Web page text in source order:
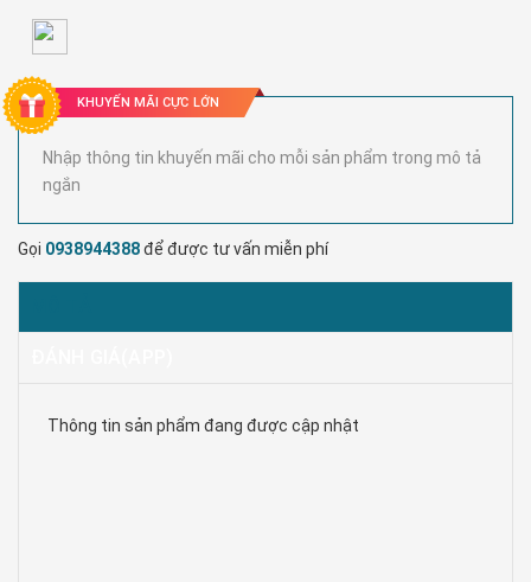
KHUYẾN MÃI CỰC LỚN
Nhập thông tin khuyến mãi cho mỗi sản phẩm trong mô tả
ngắn
Gọi 0938944388để được tư vấn miễn phí
Thông tin sản phẩm đang được cập nhật